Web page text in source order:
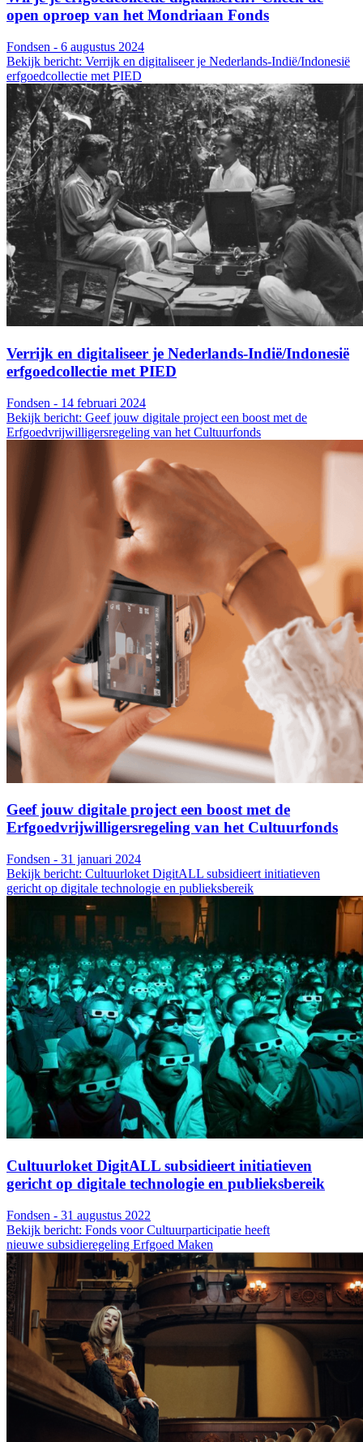
open oproep van het Mondriaan Fonds
Fondsen - 6 augustus 2024
Bekijk bericht: Verrijk en digitaliseer je Nederlands-Indië/Indonesië
erfgoedcollectie met PIED
Verrijk en digitaliseer je Nederlands-Indië/Indonesië
erfgoedcollectie met PIED
Fondsen - 14 februari 2024
Bekijk bericht: Geef jouw digitale project een boost met de
Erfgoedvrijwilligersregeling van het Cultuurfonds
Geef jouw digitale project een boost met de
Erfgoedvrijwilligersregeling van het Cultuurfonds
Fondsen - 31 januari 2024
Bekijk bericht: Cultuurloket DigitALL subsidieert initiatieven
gericht op digitale technologie en publieksbereik
Cultuurloket DigitALL subsidieert initiatieven
gericht op digitale technologie en publieksbereik
Fondsen - 31 augustus 2022
Bekijk bericht: Fonds voor Cultuurparticipatie heeft
nieuwe subsidieregeling Erfgoed Maken